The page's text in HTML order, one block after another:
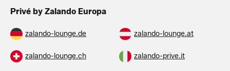
Privé by Zalando Europa
zalando-lounge.de zalando-lounge.at
zalando-lounge.ch zalando-prive.it